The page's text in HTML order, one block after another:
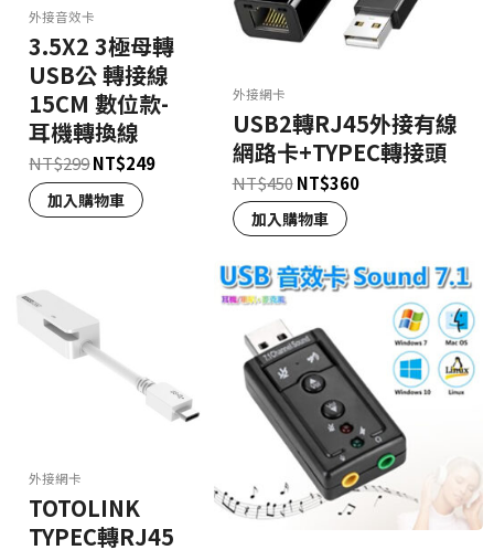
外接音效卡
3.5X2 3極母轉
USB公 轉接線
15CM 數位款-
耳機轉換線
NT$299NT$249
加入購物車
外接網卡
USB2轉RJ45外接有線
網路卡+TYPEC轉接頭
NT$450 NT$360
加入購物車
外接網卡
TOTOLINK
TYPEC轉RJ45